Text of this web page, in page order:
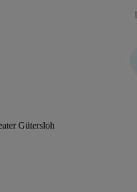
Gütersloh